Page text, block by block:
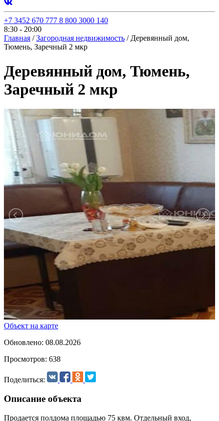
+7 3452 670 777 8 800 3000 140
8:30 - 20:00
Главная / Загородная недвижимость / Деревянный дом,
Тюмень, Заречный 2 мкр
Деревянный дом, Тюмень,
Заречный 2 мкр
Объект на карте
Обновлено: 08.08.2026
Просмотров: 638
Поделиться:
Описание объекта
Продается полдома площадью 75 квм. Отдельный вход,